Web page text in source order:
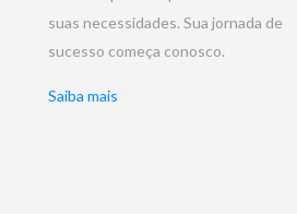
suas necessidades. Sua jornada de
sucesso começa conosco.
Saiba mais